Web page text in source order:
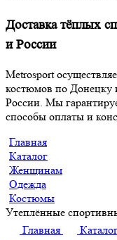
Доставка тёплых
и России
Metrosport
костюмов по Донецку
России. Мы
способы оплаты и
Главная
Каталог
Женщинам
Одежда
Костюмы
Утеплённые
Главная